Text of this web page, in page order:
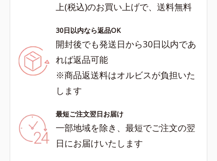
上(税込)のお買い上げで、送料無料
30日以内なら返品OK
開封後でも発送日から30日以内であ
れば返品可能
※商品返送料はオルビスが負担いた
します
最短ご注文翌日お届け
一部地域を除き、最短でご注文の翌
日にお届けいたします